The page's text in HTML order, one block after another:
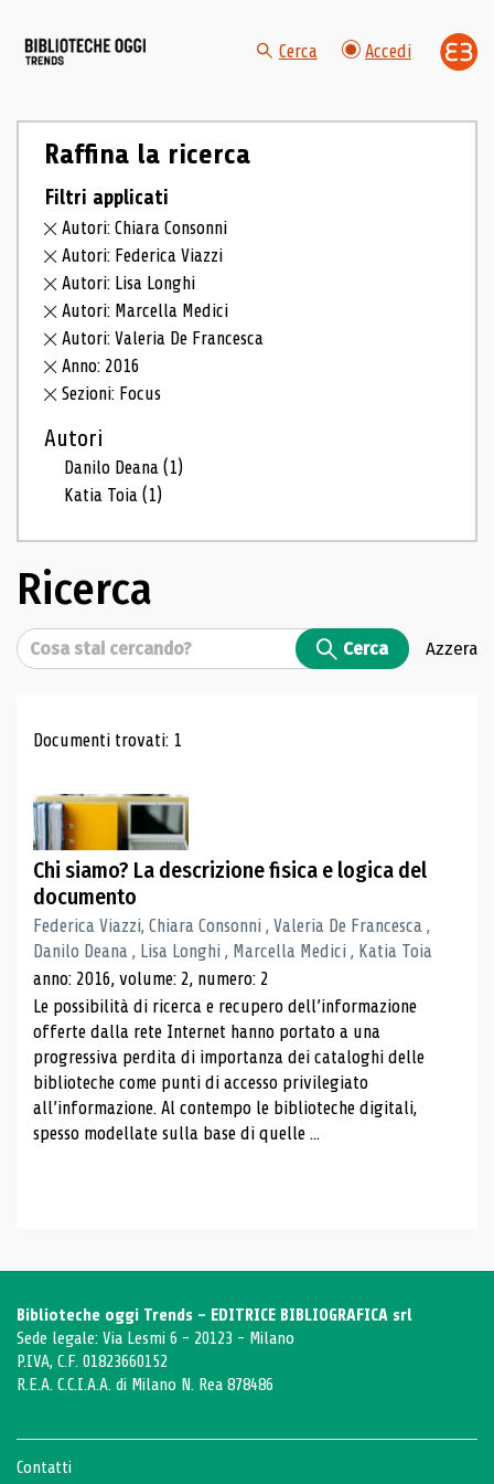
Cerca Accedi
Raffina la ricerca
Filtri applicati
Autori: Chiara Consonni
Autori: Federica Viazzi
Autori: Lisa Longhi
Autori: Marcella Medici
Autori: Valeria De Francesca
Anno: 2016
Sezioni: Focus
Autori
Danilo Deana(1)
Katia Toia(1)
Ricerca
Cerca Cerca Azzera
Risultati di ricerca
Documenti trovati: 1
Chi siamo? La descrizione fisica e logica del
documento
Federica Viazzi, Chiara Consonni , Valeria De Francesca ,
Danilo Deana , Lisa Longhi , Marcella Medici , Katia Toia
anno: 2016, volume: 2, numero: 2
Le possibilità di ricerca e recupero dell’informazione
offerte dalla rete Internet hanno portato a una
progressiva perdita di importanza dei cataloghi delle
biblioteche come punti di accesso privilegiato
all’informazione. Al contempo le biblioteche digitali,
spesso modellate sulla base di quelle ...
Biblioteche oggi Trends - EDITRICE BIBLIOGRAFICA srl
Sede legale: Via Lesmi 6 - 20123 - Milano
P.IVA, C.F. 01823660152
R.E.A. C.C.I.A.A. di Milano N. Rea 878486
Contatti